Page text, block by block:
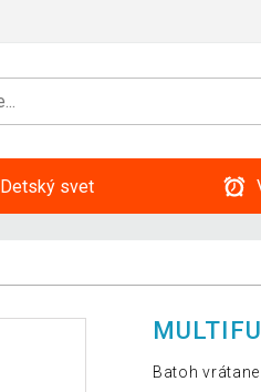
Detský svet
Batoh